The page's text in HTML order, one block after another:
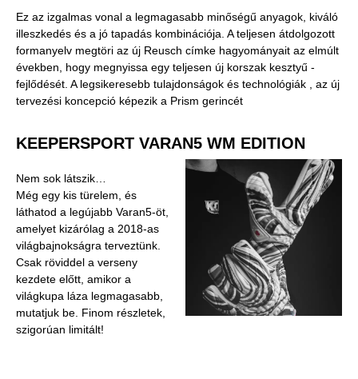
Ez az izgalmas vonal a legmagasabb minőségű anyagok, kiváló
illeszkedés és a jó tapadás kombinációja. A teljesen átdolgozott
formanyelv megtöri az új Reusch címke hagyományait az elmúlt
években, hogy megnyissa egy teljesen új korszak kesztyű -
fejlődését. A legsikeresebb tulajdonságok és technológiák , az új
tervezési koncepció képezik a Prism gerincét
KEEPERSPORT VARAN5 WM EDITION
Nem sok látszik…
Még egy kis türelem, és
láthatod a legújabb Varan5-öt,
amelyet kizárólag a 2018-as
világbajnokságra terveztünk.
Csak röviddel a verseny
kezdete előtt, amikor a
világkupa láza legmagasabb,
mutatjuk be. Finom részletek,
szigorúan limitált!